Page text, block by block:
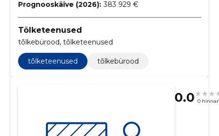
Prognooskäive (2026): 383 929 €
Tõlketeenused
tõlkebürood, tõlketeenused
tõlketeenused tõlkebürood
0.0 0